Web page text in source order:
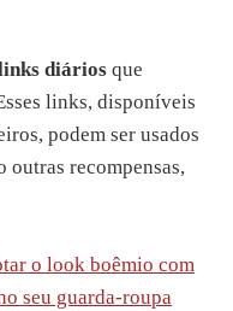
diários que
links, disponíveis
podem ser usados
outras recompensas,
o look boêmio com
seu guarda-roupa